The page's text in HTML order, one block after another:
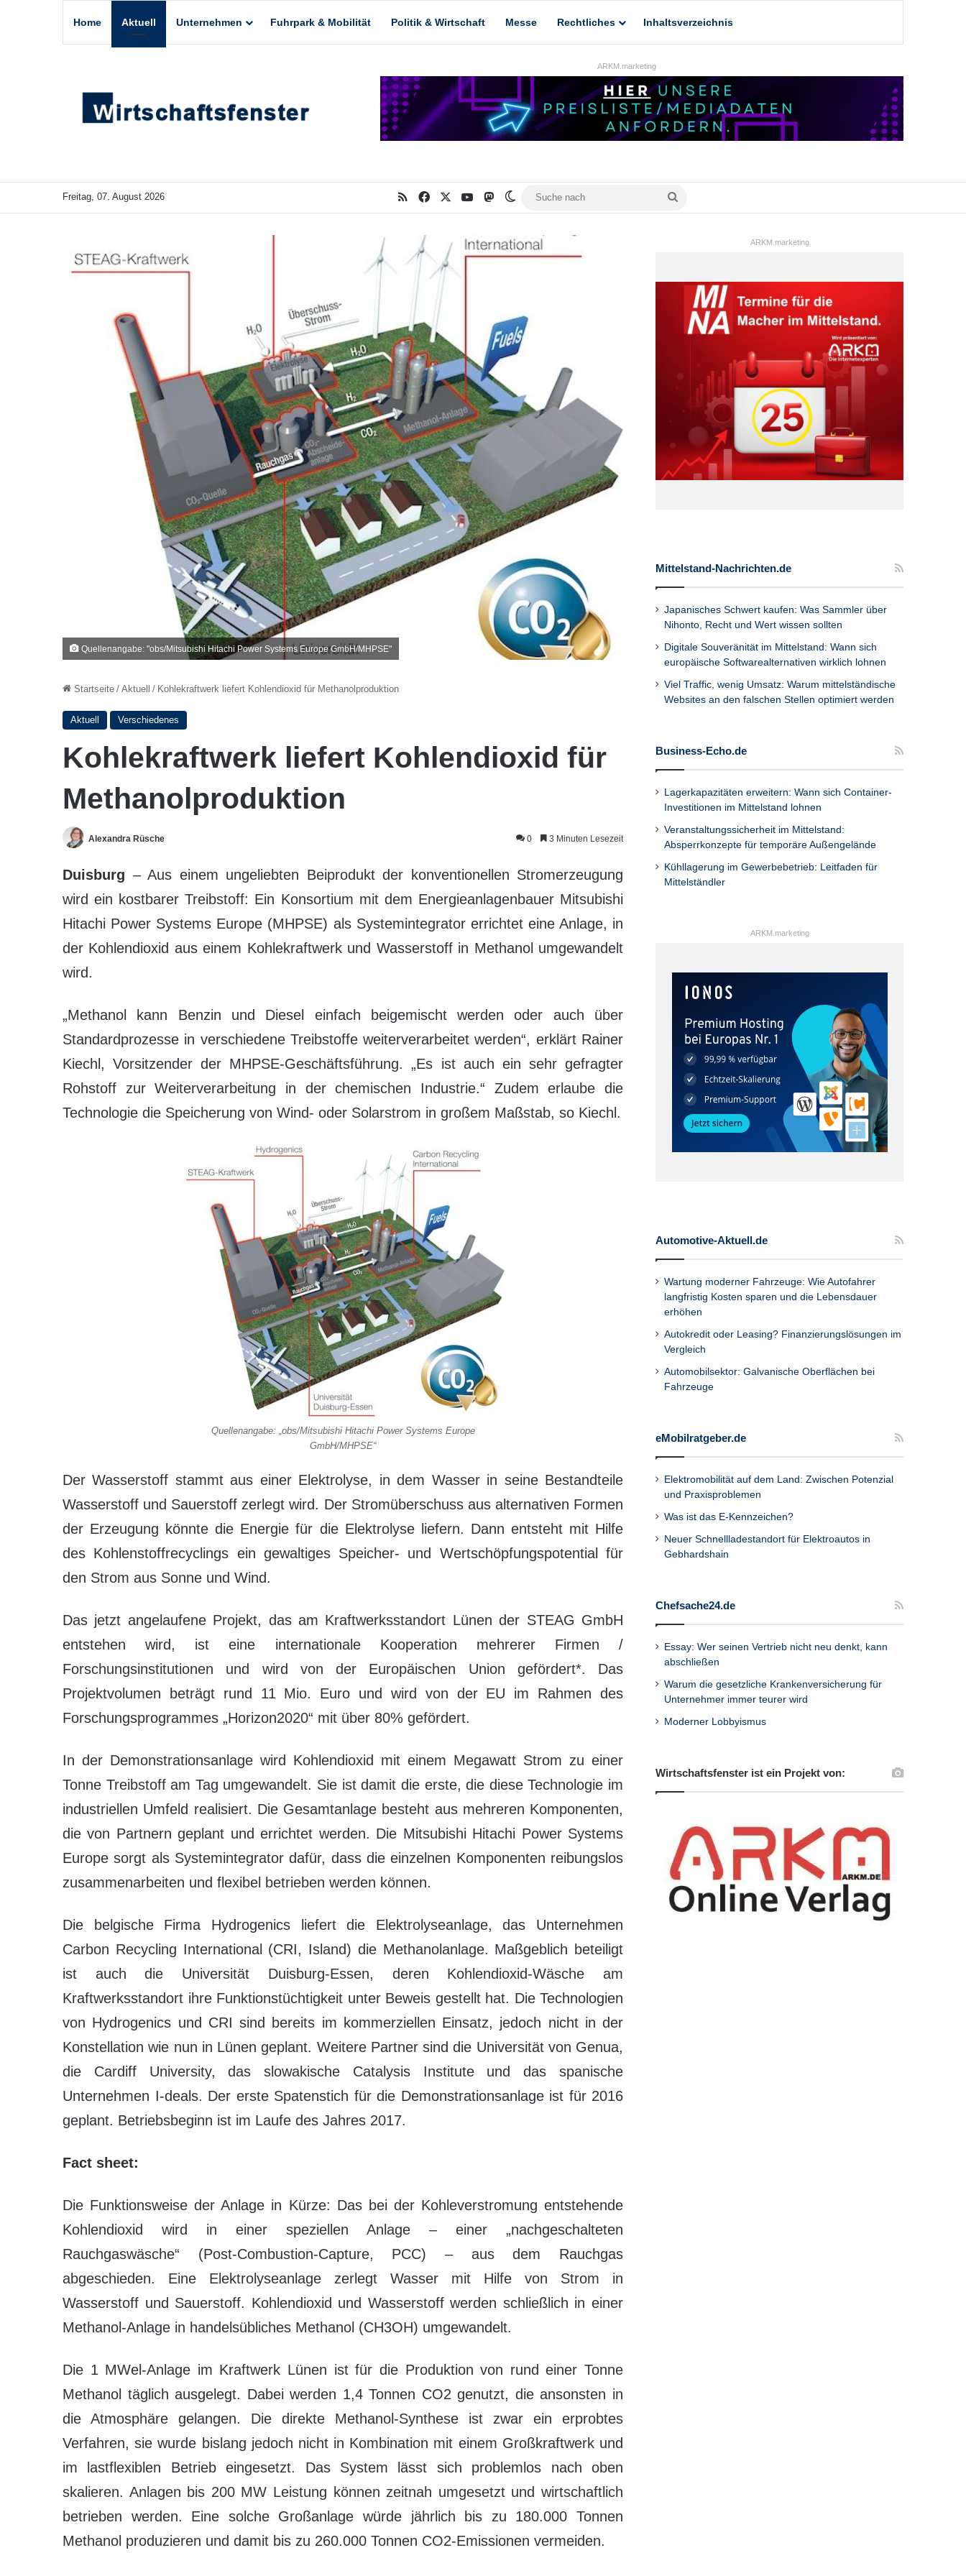
Home Aktuell Unternehmen Fuhrpark & Mobilität Politik & Wirtschaft Messe Rechtliches Inhaltsverzeichnis
ARKM.marketing
Freitag, 07. August 2026 RSS Facebook YouTubeMastodonSkin umschalten
Quellenangabe: "obs/Mitsubishi Hitachi Power Systems Europe GmbH/MHPSE"
Startseite / Aktuell / Kohlekraftwerk liefert Kohlendioxid für Methanolproduktion
Aktuell Verschiedenes
Kohlekraftwerk liefert Kohlendioxid für
Methanolproduktion
Alexandra Rüsche 0 3 Minuten Lesezeit
Duisburg – Aus einem ungeliebten Beiprodukt der konventionellen Stromerzeugung
wird ein kostbarer Treibstoff: Ein Konsortium mit dem Energieanlagenbauer Mitsubishi
Hitachi Power Systems Europe (MHPSE) als Systemintegrator errichtet eine Anlage, in
der Kohlendioxid aus einem Kohlekraftwerk und Wasserstoff in Methanol umgewandelt
wird.
„Methanol kann Benzin und Diesel einfach beigemischt werden oder auch über
Standardprozesse in verschiedene Treibstoffe weiterverarbeitet werden“, erklärt Rainer
Kiechl, Vorsitzender der MHPSE-Geschäftsführung. „Es ist auch ein sehr gefragter
Rohstoff zur Weiterverarbeitung in der chemischen Industrie.“ Zudem erlaube die
Technologie die Speicherung von Wind- oder Solarstrom in großem Maßstab, so Kiechl.
Quellenangabe: „obs/Mitsubishi Hitachi Power Systems Europe
GmbH/MHPSE“
Der Wasserstoff stammt aus einer Elektrolyse, in dem Wasser in seine Bestandteile
Wasserstoff und Sauerstoff zerlegt wird. Der Stromüberschuss aus alternativen Formen
der Erzeugung könnte die Energie für die Elektrolyse liefern. Dann entsteht mit Hilfe
des Kohlenstoffrecyclings ein gewaltiges Speicher- und Wertschöpfungspotential für
den Strom aus Sonne und Wind.
Das jetzt angelaufene Projekt, das am Kraftwerksstandort Lünen der STEAG GmbH
entstehen wird, ist eine internationale Kooperation mehrerer Firmen /
Forschungsinstitutionen und wird von der Europäischen Union gefördert*. Das
Projektvolumen beträgt rund 11 Mio. Euro und wird von der EU im Rahmen des
Forschungsprogrammes „Horizon2020“ mit über 80% gefördert.
In der Demonstrationsanlage wird Kohlendioxid mit einem Megawatt Strom zu einer
Tonne Treibstoff am Tag umgewandelt. Sie ist damit die erste, die diese Technologie im
industriellen Umfeld realisiert. Die Gesamtanlage besteht aus mehreren Komponenten,
die von Partnern geplant und errichtet werden. Die Mitsubishi Hitachi Power Systems
Europe sorgt als Systemintegrator dafür, dass die einzelnen Komponenten reibungslos
zusammenarbeiten und flexibel betrieben werden können.
Die belgische Firma Hydrogenics liefert die Elektrolyseanlage, das Unternehmen
Carbon Recycling International (CRI, Island) die Methanolanlage. Maßgeblich beteiligt
ist auch die Universität Duisburg-Essen, deren Kohlendioxid-Wäsche am
Kraftwerksstandort ihre Funktionstüchtigkeit unter Beweis gestellt hat. Die Technologien
von Hydrogenics und CRI sind bereits im kommerziellen Einsatz, jedoch nicht in der
Konstellation wie nun in Lünen geplant. Weitere Partner sind die Universität von Genua,
die Cardiff University, das slowakische Catalysis Institute und das spanische
Unternehmen I-deals. Der erste Spatenstich für die Demonstrationsanlage ist für 2016
geplant. Betriebsbeginn ist im Laufe des Jahres 2017.
Fact sheet:
Die Funktionsweise der Anlage in Kürze: Das bei der Kohleverstromung entstehende
Kohlendioxid wird in einer speziellen Anlage – einer „nachgeschalteten
Rauchgaswäsche“ (Post-Combustion-Capture, PCC) – aus dem Rauchgas
abgeschieden. Eine Elektrolyseanlage zerlegt Wasser mit Hilfe von Strom in
Wasserstoff und Sauerstoff. Kohlendioxid und Wasserstoff werden schließlich in einer
Methanol-Anlage in handelsübliches Methanol (CH3OH) umgewandelt.
Die 1 MWel-Anlage im Kraftwerk Lünen ist für die Produktion von rund einer Tonne
Methanol täglich ausgelegt. Dabei werden 1,4 Tonnen CO2 genutzt, die ansonsten in
die Atmosphäre gelangen. Die direkte Methanol-Synthese ist zwar ein erprobtes
Verfahren, sie wurde bislang jedoch nicht in Kombination mit einem Großkraftwerk und
im lastflexiblen Betrieb eingesetzt. Das System lässt sich problemlos nach oben
skalieren. Anlagen bis 200 MW Leistung können zeitnah umgesetzt und wirtschaftlich
betrieben werden. Eine solche Großanlage würde jährlich bis zu 180.000 Tonnen
Methanol produzieren und damit bis zu 260.000 Tonnen CO2-Emissionen vermeiden.
ARKM.marketing
Mittelstand-Nachrichten.de
Japanisches Schwert kaufen: Was Sammler über
Nihonto, Recht und Wert wissen sollten
Digitale Souveränität im Mittelstand: Wann sich
europäische Softwarealternativen wirklich lohnen
Viel Traffic, wenig Umsatz: Warum mittelständische
Websites an den falschen Stellen optimiert werden
Business-Echo.de
Lagerkapazitäten erweitern: Wann sich Container-
Investitionen im Mittelstand lohnen
Veranstaltungssicherheit im Mittelstand:
Absperrkonzepte für temporäre Außengelände
Kühllagerung im Gewerbebetrieb: Leitfaden für
Mittelständler
ARKM.marketing
Automotive-Aktuell.de
Wartung moderner Fahrzeuge: Wie Autofahrer
langfristig Kosten sparen und die Lebensdauer
erhöhen
Autokredit oder Leasing? Finanzierungslösungen im
Vergleich
Automobilsektor: Galvanische Oberflächen bei
Fahrzeuge
eMobilratgeber.de
Elektromobilität auf dem Land: Zwischen Potenzial
und Praxisproblemen
Was ist das E-Kennzeichen?
Neuer Schnellladestandort für Elektroautos in
Gebhardshain
Chefsache24.de
Essay: Wer seinen Vertrieb nicht neu denkt, kann
abschließen
Warum die gesetzliche Krankenversicherung für
Unternehmer immer teurer wird
Moderner Lobbyismus
Wirtschaftsfenster ist ein Projekt von: